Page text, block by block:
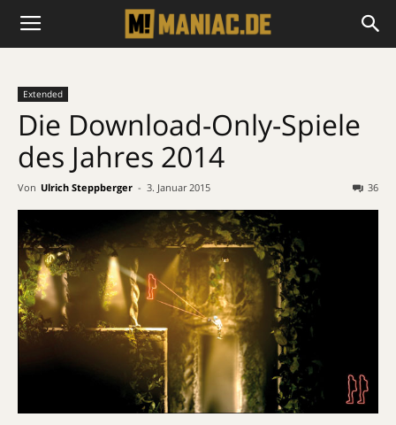
Extended
Die Download-Only-Spiele
des Jahres 2014
Von Ulrich Steppberger - 3. Januar 2015 36